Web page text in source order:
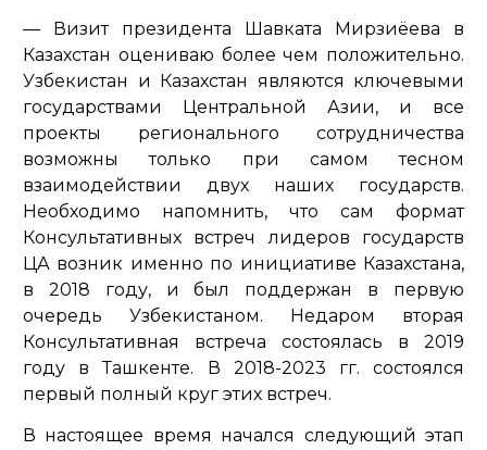
— Визит президента Шавката Мирзиёева в
Казахстан оцениваю более чем положительно.
Узбекистан и Казахстан являются ключевыми
государствами Центральной Азии, и все
проекты регионального сотрудничества
возможны только при самом тесном
взаимодействии двух наших государств.
Необходимо напомнить, что сам формат
Консультативных встреч лидеров государств
ЦА возник именно по инициативе Казахстана,
в 2018 году, и был поддержан в первую
очередь Узбекистаном. Недаром вторая
Консультативная встреча состоялась в 2019
году в Ташкенте. В 2018-2023 гг. состоялся
первый полный круг этих встреч.
В настоящее время начался следующий этап